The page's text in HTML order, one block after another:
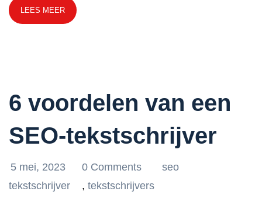
LEES MEER
6 voordelen van een
SEO-tekstschrijver
5 mei, 2023 0 Comments
seo
tekstschrijver
, tekstschrijvers